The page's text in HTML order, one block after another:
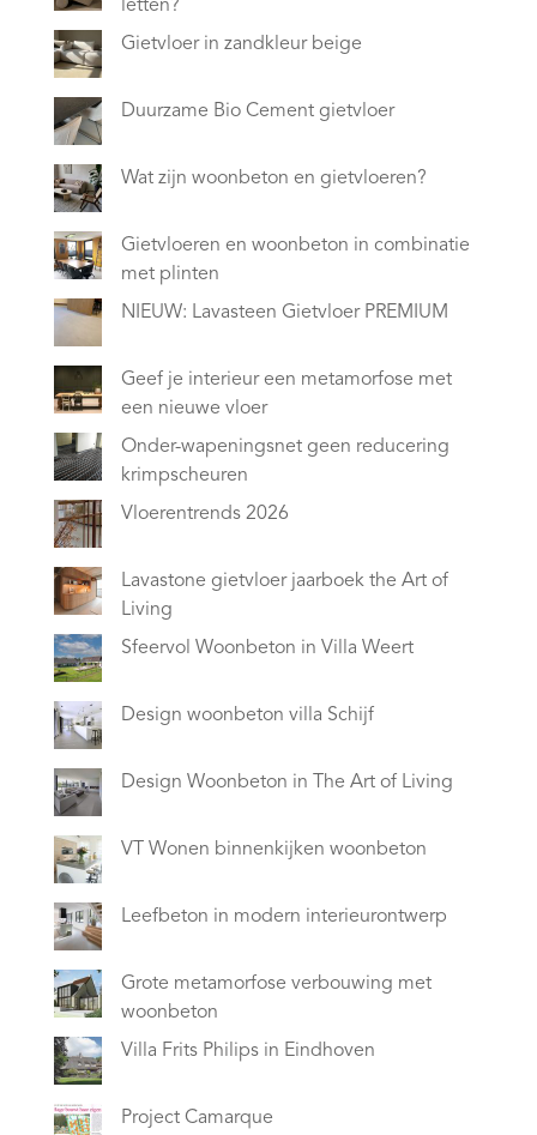
letten?
Gietvloer in zandkleur beige
Duurzame Bio Cement gietvloer
Wat zijn woonbeton en gietvloeren?
Gietvloeren en woonbeton in combinatie
met plinten
NIEUW: Lavasteen Gietvloer PREMIUM
Geef je interieur een metamorfose met
een nieuwe vloer
Onder-wapeningsnet geen reducering
krimpscheuren
Vloerentrends 2026
Lavastone gietvloer jaarboek the Art of
Living
Sfeervol Woonbeton in Villa Weert
Design woonbeton villa Schijf
Design Woonbeton in The Art of Living
VT Wonen binnenkijken woonbeton
Leefbeton in modern interieurontwerp
Grote metamorfose verbouwing met
woonbeton
Villa Frits Philips in Eindhoven
Project Camarque